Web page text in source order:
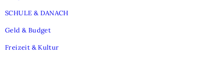
SCHULE & DANACH
Geld & Budget
Freizeit & Kultur